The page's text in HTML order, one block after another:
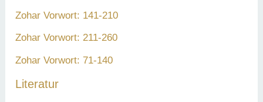
Zohar Vorwort: 141-210
Zohar Vorwort: 211-260
Zohar Vorwort: 71-140
Literatur